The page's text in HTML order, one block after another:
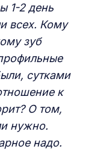
1-2 день
всех. Кому
зуб
сутками
к
О том,
нужно.
надо.